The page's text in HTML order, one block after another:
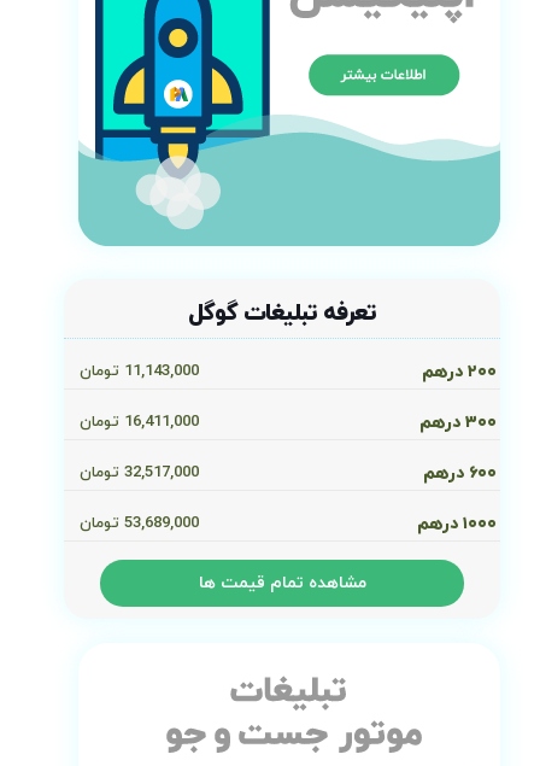
تعرفه تبلیغات گوگل
۲۰۰ درهم 11,143,000 تومان
۳۰۰ درهم 16,411,000 تومان
۶۰۰ درهم 32,517,000 تومان
۱۰۰۰ درهم 53,689,000 تومان
مشاهده تمام قیمت ها